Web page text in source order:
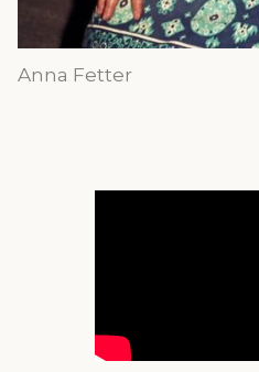
Anna Fetter